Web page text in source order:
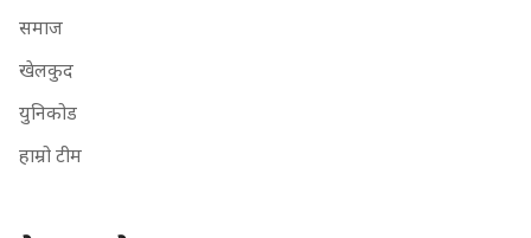
समाज
खेलकुद
युनिकोड
हाम्रो टीम